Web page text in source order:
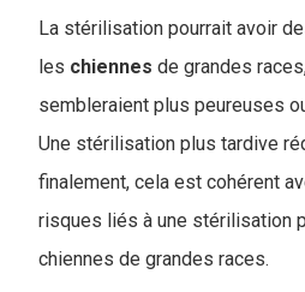
La stérilisation pourrait avoir
les chiennes de grandes
sembleraient plus peureuses
Une stérilisation plus tardive
finalement, cela est cohérent
risques liés à une stérilisation
chiennes de grandes races.